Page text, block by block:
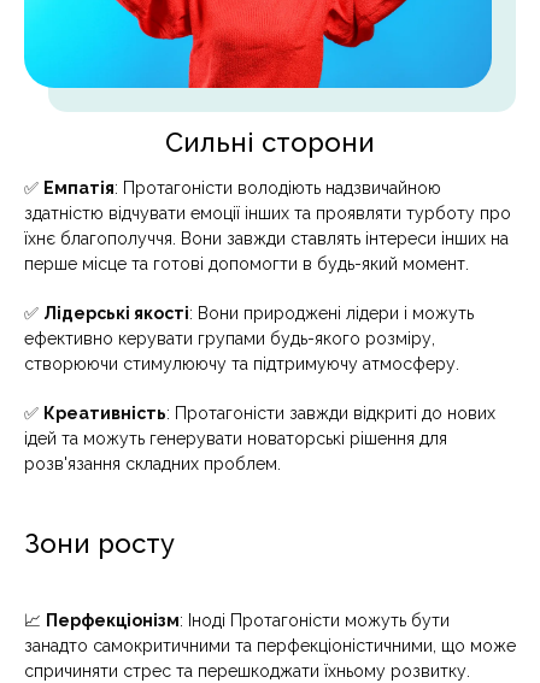
Сильні сторони
✅ Емпатія: Протагоністи володіють надзвичайною
здатністю відчувати емоції інших та проявляти турботу про
їхнє благополуччя. Вони завжди ставлять інтереси інших на
перше місце та готові допомогти в будь-який момент.
✅ Лідерські якості: Вони природжені лідери і можуть
ефективно керувати групами будь-якого розміру,
створюючи стимулюючу та підтримуючу атмосферу.
✅ Креативність: Протагоністи завжди відкриті до нових
ідей та можуть генерувати новаторські рішення для
розв'язання складних проблем.
Зони росту
📈 Перфекціонізм: Іноді Протагоністи можуть бути
занадто самокритичними та перфекціоністичними, що може
спричиняти стрес та перешкоджати їхньому розвитку.